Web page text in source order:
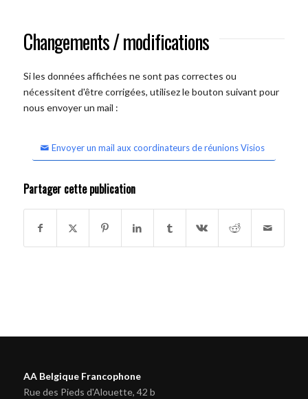
Changements / modifications
Si les données affichées ne sont pas correctes ou
nécessitent d'être corrigées, utilisez le bouton suivant pour
nous envoyer un mail :
Envoyer un mail aux coordinateurs de réunions Visios
Partager cette publication
AA Belgique Francophone
Rue des Pieds d'Alouette, 42 b